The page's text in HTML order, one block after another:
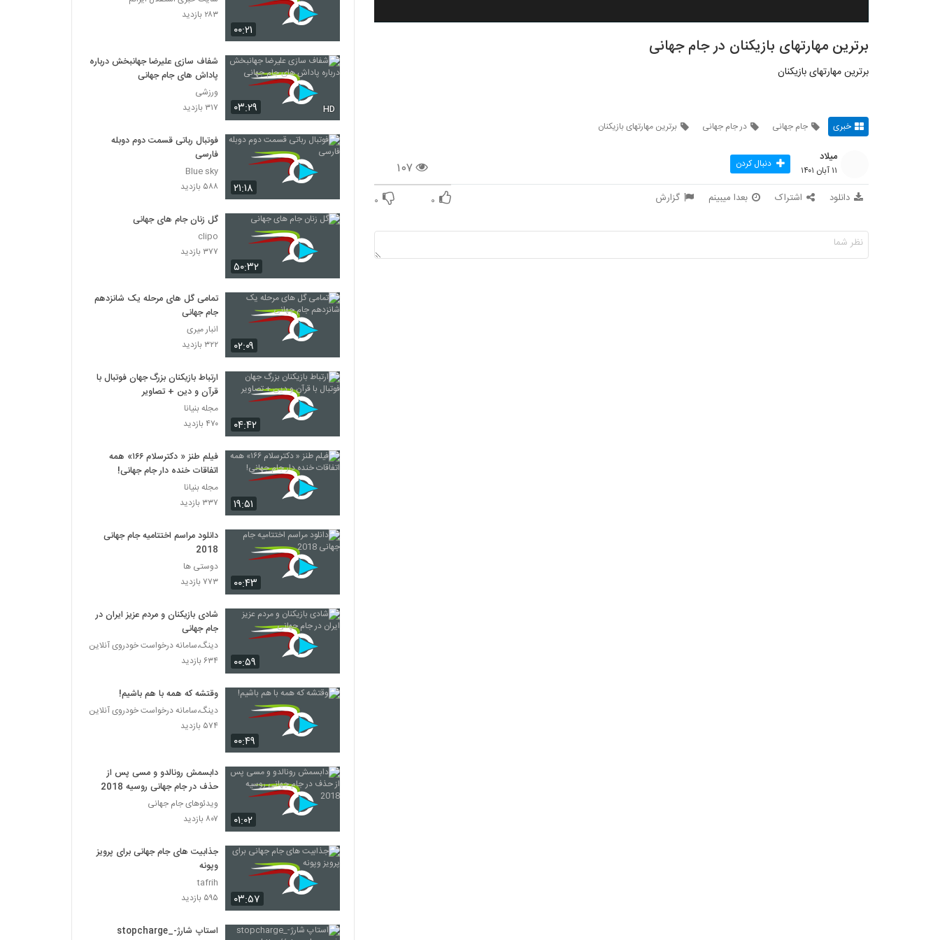
برترین مهارتهای بازیکنان در جام جهانی
برترین مهارتهای بازیکنان
خبری جام جهانی در جام جهانی برترین مهارتهای بازیکنان
۱۰۷
میلاد
۱۱ آبان ۱۴۰۱ دنبال کردن
دانلود اشتراک بعدا میبینم گزارش ۰ ۰
۰۰:۲۱
۲۸۳ بازدید
۰۳:۲۹ HD
شفاف سازی علیرضا جهانبخش درباره
پاداش‌ های جام جهانی
ورزشی
۳۱۷ بازدید
۲۱:۱۸
فوتبال رباتی قسمت دوم دوبله
فارسی
Blue sky
۵۸۸ بازدید
۵۰:۳۲
گل زنان جام های جهانی
clipo
۳۷۷ بازدید
۰۲:۰۹
تمامی گل های مرحله یک شانزدهم
جام جهانی
انبار میری
۳۲۲ بازدید
۰۴:۴۲
ارتباط بازیکنان بزرگ جهان فوتبال با
قرآن و دین + تصاویر
مجله بنیانا
۴۷۰ بازدید
۱۹:۵۱
فیلم طنز « دکترسلام ۱۶۶» همه
اتفاقات خنده دار جام جهانی!
مجله بنیانا
۳۳۷ بازدید
۰۰:۴۳
دانلود مراسم اختتامیه جام جهانی
2018
دوستی ها
۷۷۳ بازدید
۰۰:۵۹
شادی بازیکنان و مردم عزیز ایران در
جام جهانی
دینگ،سامانه درخواست خودروی آنلاین
۶۳۴ بازدید
۰۰:۴۹
وقتشه که همه با هم باشیم!
دینگ،سامانه درخواست خودروی آنلاین
۵۷۴ بازدید
۰۱:۰۲
دابسمش رونالدو و مسی پس از
حذف در جام جهانی روسیه 2018
ویدئوهای جام جهانی
۸۰۷ بازدید
۰۳:۵۷
جذابیت های جام جهانی برای پرویز
وپونه
tafrih
۵۹۵ بازدید
استاپ شارژ-stopcharge_